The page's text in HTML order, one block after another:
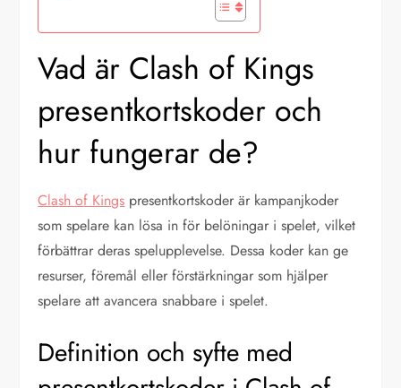
Vad är Clash of Kings
presentkortskoder och
hur fungerar de?
Clash of Kings presentkortskoder är kampanjkoder
som spelare kan lösa in för belöningar i spelet, vilket
förbättrar deras spelupplevelse. Dessa koder kan ge
resurser, föremål eller förstärkningar som hjälper
spelare att avancera snabbare i spelet.
Definition och syfte med